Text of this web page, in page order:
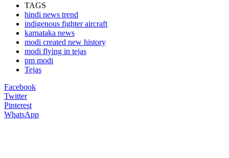
TAGS
hindi news trend
indigenous fighter aircraft
karnataka news
modi created new history
modi flying in tejas
pm modi
Tejas
Facebook
Twitter
Pinterest
WhatsApp